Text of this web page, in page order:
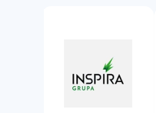
proverite
povećajte